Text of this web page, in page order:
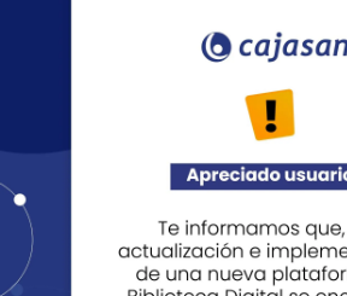
Para cambiar al contenido de
adelante recuerda utilizar el
Entendido